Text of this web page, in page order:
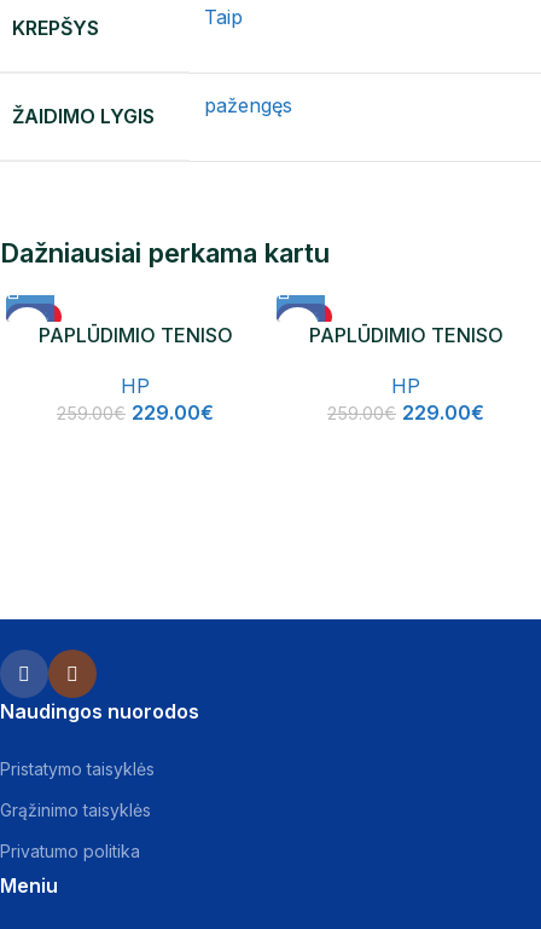
KREPŠYS Taip
ŽAIDIMO LYGIS pažengęs
Dažniausiai perkama kartu
-12%
NAUJIENA
PAPLŪDIMIO TENISO
HP
259.00€ 229.00€
-12%
NAUJIENA
PAPLŪDIMIO TENISO
HP
259.00€ 229.00€
Naudingos nuorodos
Pristatymo taisyklės
Grąžinimo taisyklės
Privatumo politika
Meniu